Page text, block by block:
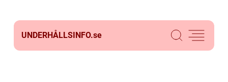
UNDERHÅLLSINFO.se